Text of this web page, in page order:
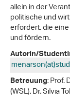
allein in der
politische und
erfordert, die
und fördern.
Autorin/
Betreuung: Prof.
(WSL), Dr. Silvia